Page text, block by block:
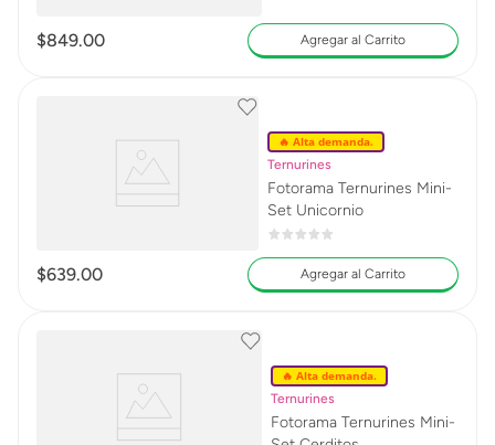
$849.00 Agregar al Carrito
🔥 Alta demanda.
Ternurines
Fotorama Ternurines Mini-
Set Unicornio
$639.00 Agregar al Carrito
🔥 Alta demanda.
Ternurines
Fotorama Ternurines Mini-